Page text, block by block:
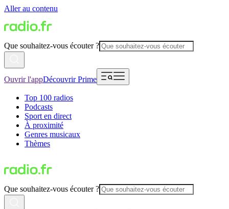
Aller au contenu
Que souhaitez-vous écouter ?
Ouvrir l'appDécouvrir Prime
Top 100 radios
Podcasts
Sport en direct
À proximité
Genres musicaux
Thèmes
Que souhaitez-vous écouter ?